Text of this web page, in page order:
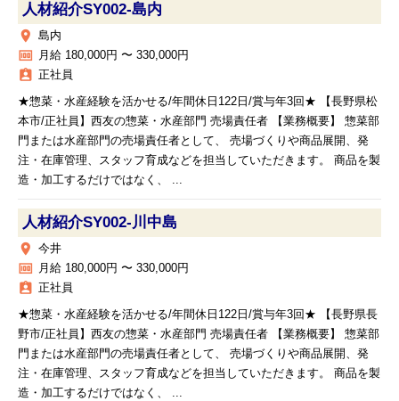
人材紹介SY002‐島内
place 島内
money 月給 180,000円 〜 330,000円
assignment_ind 正社員
★惣菜・水産経験を活かせる/年間休日122日/賞与年3回★ 【長野県松
本市/正社員】西友の惣菜・水産部門 売場責任者 【業務概要】 惣菜部
門または水産部門の売場責任者として、 売場づくりや商品展開、発
注・在庫管理、スタッフ育成などを担当していただきます。 商品を製
造・加工するだけではなく、 ...
人材紹介SY002‐川中島
place 今井
money 月給 180,000円 〜 330,000円
assignment_ind 正社員
★惣菜・水産経験を活かせる/年間休日122日/賞与年3回★ 【長野県長
野市/正社員】西友の惣菜・水産部門 売場責任者 【業務概要】 惣菜部
門または水産部門の売場責任者として、 売場づくりや商品展開、発
注・在庫管理、スタッフ育成などを担当していただきます。 商品を製
造・加工するだけではなく、 ...